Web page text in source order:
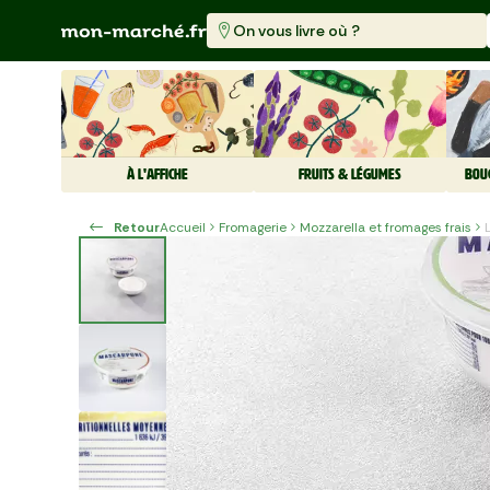
On vous livre où ?
À L'AFFICHE FRUITS & LÉGUMES
RetourAccueil Fromagerie Mozzarella et fromages frais